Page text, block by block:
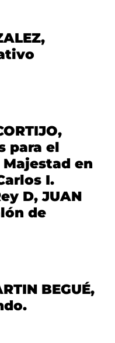
para el
en
I.
D, JUAN
de
BEGUÉ,